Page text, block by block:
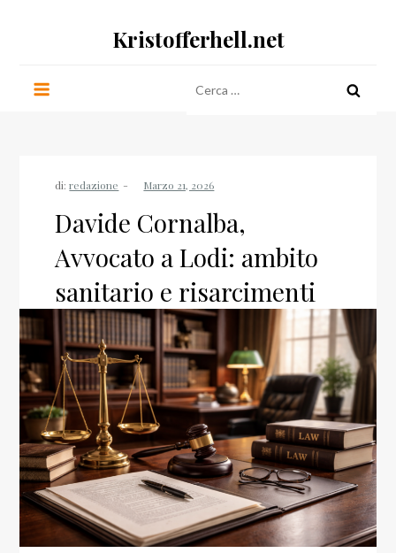
Kristofferhell.net
per:
di:redazione
Davide Cornalba,
Avvocato a Lodi: ambito
sanitario e risarcimenti